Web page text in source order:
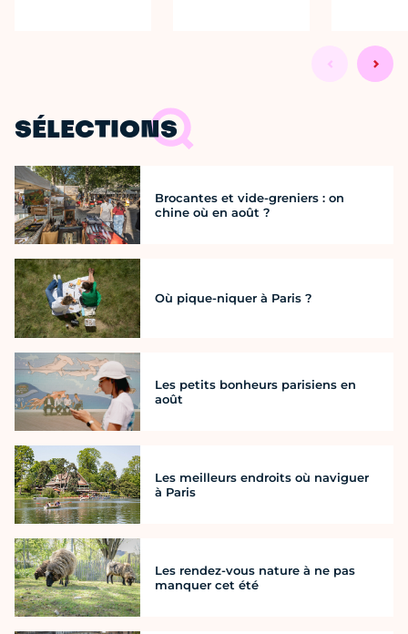
SÉLECTIONS
Brocantes et vide-greniers : on
chine où en août ?
Où pique-niquer à Paris ?
Les petits bonheurs parisiens en
août
Les meilleurs endroits où naviguer
à Paris
Les rendez-vous nature à ne pas
manquer cet été